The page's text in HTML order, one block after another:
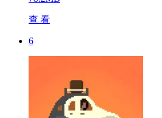
查 看
6